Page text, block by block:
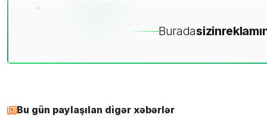
Buradasizin
Bu gün paylaşılan digər xəbərlər